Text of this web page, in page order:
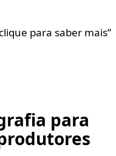
para saber mais”
para